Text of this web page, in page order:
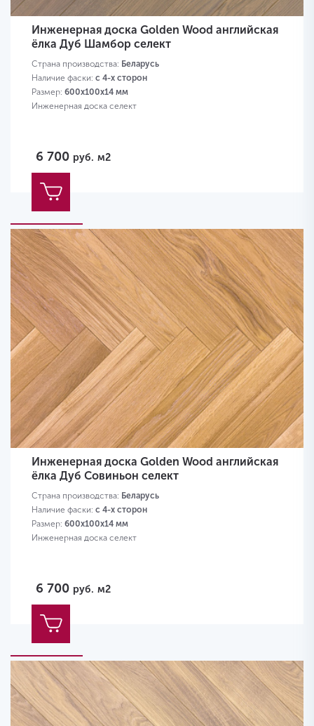
Инженерная доска Golden Wood английская
ёлка Дуб Шамбор селект
Страна производства: Беларусь
Наличие фаски: с 4-х сторон
Размер: 600х100х14 мм
Инженерная доска селект
6 700 руб. м2
Инженерная доска Golden Wood английская
ёлка Дуб Совиньон селект
Страна производства: Беларусь
Наличие фаски: с 4-х сторон
Размер: 600х100х14 мм
Инженерная доска селект
6 700 руб. м2